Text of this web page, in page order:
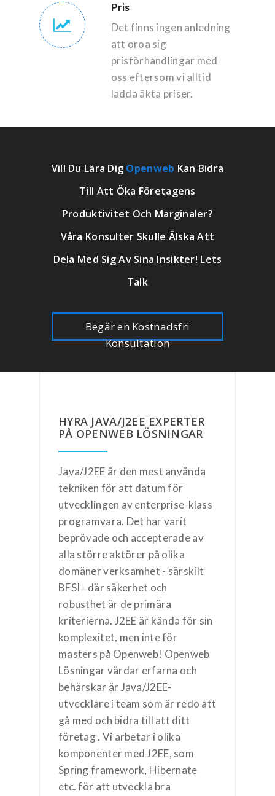
Pris
Det finns ingen anledning
att oroa sig
prisförhandlingar med
oss eftersom vi alltid
ladda äkta priser.
Vill Du Lära Dig Openweb Kan Bidra
Till Att Öka Företagens
Produktivitet Och Marginaler?
Våra Konsulter Skulle Älska Att
Dela Med Sig Av Sina Insikter! Lets
Talk
Begär en Kostnadsfri
Konsultation
HYRA JAVA/J2EE EXPERTER
PÅ OPENWEB LÖSNINGAR
Java/J2EE är den mest använda
tekniken för att datum för
utvecklingen av enterprise-klass
programvara. Det har varit
beprövade och accepterade av
alla större aktörer på olika
domäner verksamhet - särskilt
BFSI - där säkerhet och
robusthet är de primära
kriterierna. J2EE är kända för sin
komplexitet, men inte för
masters på Openweb! Openweb
Lösningar värdar erfarna och
behärskar är Java/J2EE-
utvecklare i team som är redo att
gå med och bidra till att ditt
företag . Vi arbetar i olika
komponenter med J2EE, som
Spring framework, Hibernate
etc. för att utveckla bra